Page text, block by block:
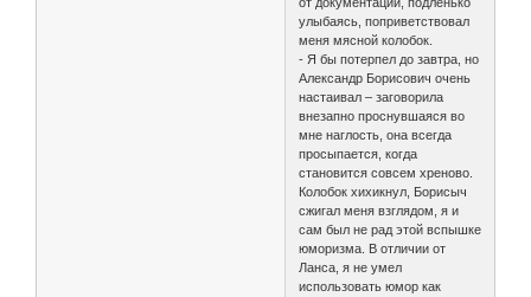
улыбаясь, поприветствовал
меня мясной колобок.
- Я бы потерпел до завтра, но
Александр Борисович очень
настаивал – заговорила
внезапно проснувшаяся во
мне наглость, она всегда
просыпается, когда
становится совсем хреново.
Колобок хихикнул, Борисыч
сжигал меня взглядом, я и
сам был не рад этой вспышке
юморизма. В отличии от
Ланса, я не умел
использовать юмор как